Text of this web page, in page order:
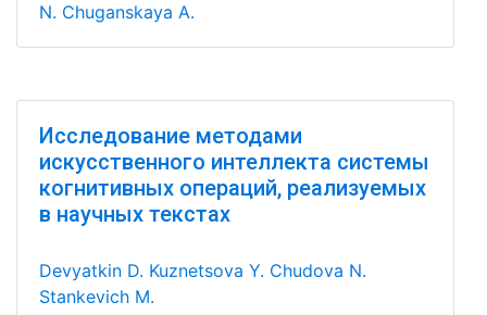
N. Chuganskaya A.
Исследование методами
искусственного интеллекта системы
когнитивных операций, реализуемых
в научных текстах
Devyatkin D. Kuznetsova Y. Chudova N.
Stankevich M.